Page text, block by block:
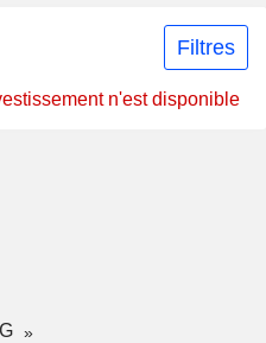
Filtres
n'est disponible